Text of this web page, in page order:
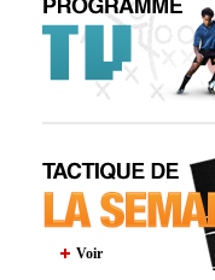
Voir